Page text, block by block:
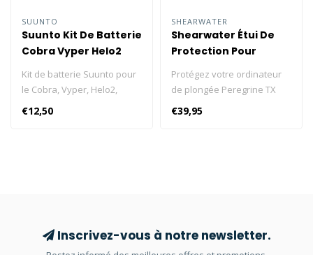
SUUNTO
Suunto Kit De Batterie
Cobra Vyper Helo2
Vyper Air Zoop
Kit de batterie Suunto pour
le Cobra, Vyper, Helo2,
Vyper Air et Zoop.
€12,50
SHEARWATER
Shearwater Étui De
Protection Pour
Peregrine
Protégez votre ordinateur
de plongée Peregrine TX
grâce à cet étui de
protection en silicone de
l'usure naturelle. Flexible et
durable Cet étui en silicone
€39,95
Inscrivez-vous à notre newsletter.